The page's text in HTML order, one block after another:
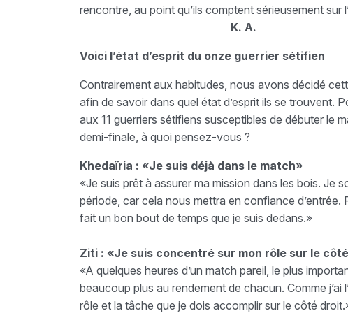
rencontre, au point qu’ils comptent sérieusement sur
K. A.
Voici l’état d’esprit du onze guerrier sétifien
Contrairement aux habitudes, nous avons décidé
afin de savoir dans quel état d’esprit ils se trouvent.
aux 11 guerriers sétifiens susceptibles de débuter le
demi-finale, à quoi pensez-vous ?
Khedaïria : «Je suis déjà dans le match»
«Je suis prêt à assurer ma mission dans les bois. Je
période, car cela nous mettra en confiance
fait un bon bout de temps que je suis dedans.»
Ziti : «Je suis concentré sur mon rôle sur le
«A quelques heures d’un match pareil, le plus
beaucoup plus au rendement de chacun. Comme
rôle et la tâche que je dois accomplir sur le côté